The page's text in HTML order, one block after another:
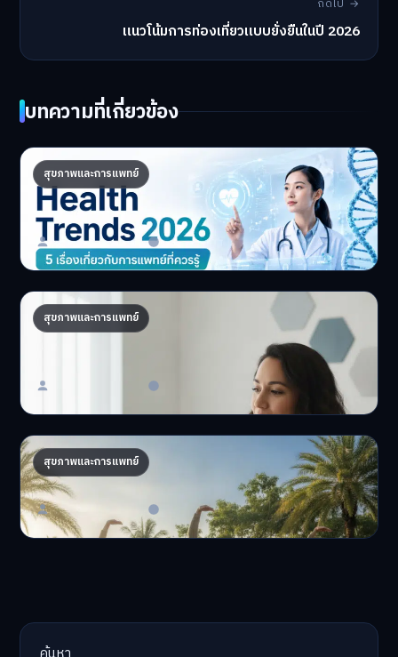
ถัดไป →
แนวโน้มการท่องเที่ยวแบบยั่งยืนในปี 2026
บทความที่เกี่ยวข้อง
สุขภาพและการแพทย์
Health Trends 2026: 5 เรื่องเกี่ยวกับการ
แพทย์ที่ควรรู้
5 Health Trends 2026 เ…
Master Bussiness 30 มิถุนายน 2026
สุขภาพและการแพทย์
ถอดรหัส DNA จัดโภชนาการส่วนตัว เทรนด์
สุขภาพ 2026
23 มิถุนายน 2026
สุขภาพและการแพทย์
AI จัดทริปสุขภาพ: เทรนด์ใหม่ท่องเที่ยวไทยไฮเทค
AI จัดทริปสุขภาพนำเทรน…
Master Bussiness 17 มิถุนายน 2026